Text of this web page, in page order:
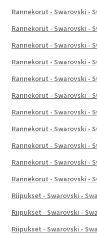
Rannekorut - Swarovski -
Rannekorut - Swarovski -
Rannekorut - Swarovski -
Rannekorut - Swarovski -
Rannekorut - Swarovski -
Rannekorut - Swarovski -
Rannekorut - Swarovski -
Rannekorut - Swarovski -
Rannekorut - Swarovski -
Rannekorut - Swarovski -
Rannekorut - Swarovski -
Riipukset - Swarovski -
Riipukset - Swarovski -
Riipukset - Swarovski -